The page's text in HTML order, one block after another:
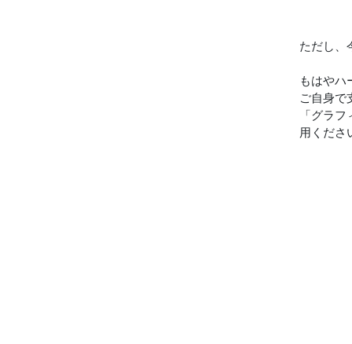
ただし、
もはやハ
ご自身で
「グラ
用くださ